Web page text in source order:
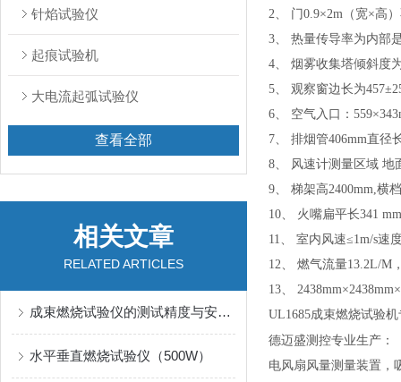
针焰试验仪
起痕试验机
大电流起弧试验仪
查看全部
相关文章
RELATED ARTICLES
成束燃烧试验仪的测试精度与安全性分析
水平垂直燃烧试验仪（500W）
2、 门0.9×2m（宽×高
3、 热量传导率为内部
4、 烟雾收集塔倾斜度
5、 观察窗边长为
6、 空气入口：
7、 排烟管406mm直径
8、 风速计测量区域 地
9、 梯架高2400mm,横
10、 火嘴扁平长341
11、 室内风速≤1m/s速
12、 燃气流量13.2L/M
13、
UL1685成束燃烧试验机
德迈盛测控专业生产：
电风扇风量测量装置，